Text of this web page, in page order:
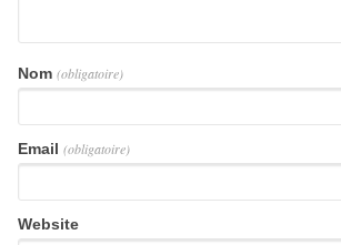
Nom (obligatoire)
Email (obligatoire)
Website